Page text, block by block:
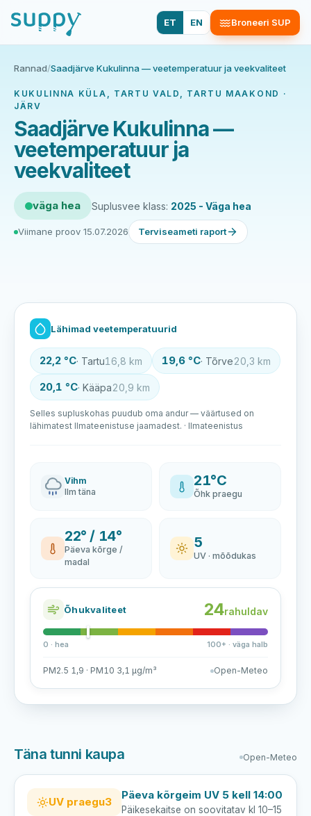
ET EN Broneeri SUP
Rannad/Saadjärve Kukulinna — veetemperatuur ja veekvaliteet
KUKULINNA KÜLA, TARTU VALD, TARTU MAAKOND ·
JÄRV
Saadjärve Kukulinna —
veetemperatuur ja
veekvaliteet
väga hea Suplusvee klass: 2025 - Väga hea
Viimane proov 15.07.2026 Terviseameti raport
Lähimad veetemperatuurid
22,2 °C· Tartu16,8 km 19,6 °C· Tõrve20,3 km
20,1 °C· Kääpa20,9 km
Selles supluskohas puudub oma andur — väärtused on
lähimatest Ilmateenistuse jaamadest. · Ilmateenistus
Vihm
Ilm täna
21°C
Õhk praegu
22° / 14°
Päeva kõrge /
madal
5
UV · mõõdukas
Õhukvaliteet 24rahuldav
0 · hea 100+ · väga halb
PM2.5 1,9 · PM10 3,1 µg/m³ Open-Meteo
Täna tunni kaupa Open-Meteo
UV praegu3
Päeva kõrgeim UV 5 kell 14:00
Päikesekaitse on soovitatav kl 10–15